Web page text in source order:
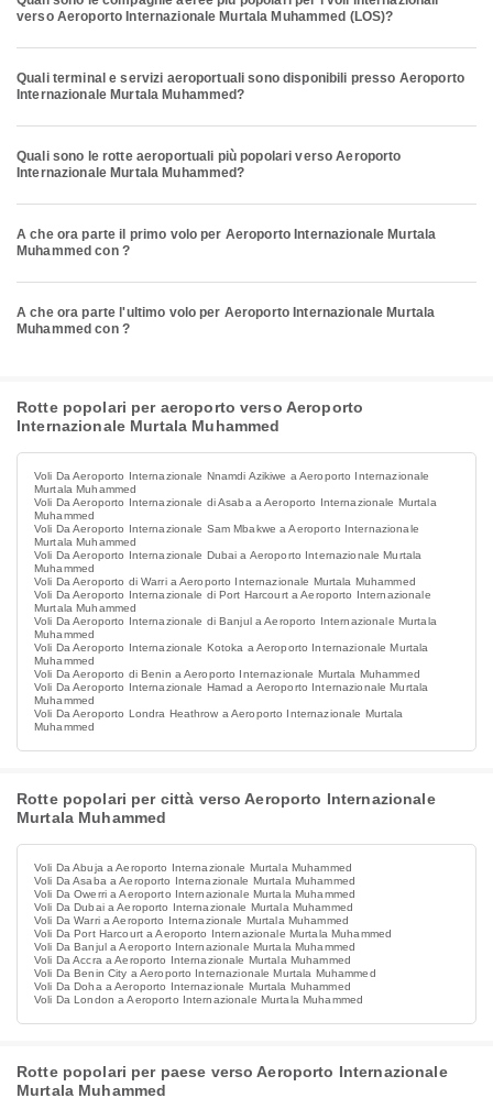
verso Aeroporto Internazionale Murtala Muhammed (LOS)?
Quali terminal e servizi aeroportuali sono disponibili presso Aeroporto
Internazionale Murtala Muhammed?
Quali sono le rotte aeroportuali più popolari verso Aeroporto
Internazionale Murtala Muhammed?
A che ora parte il primo volo per Aeroporto Internazionale Murtala
Muhammed con ?
A che ora parte l'ultimo volo per Aeroporto Internazionale Murtala
Muhammed con ?
Rotte popolari per aeroporto verso Aeroporto
Internazionale Murtala Muhammed
Voli Da Aeroporto Internazionale Nnamdi Azikiwe a Aeroporto Internazionale
Murtala Muhammed
Voli Da Aeroporto Internazionale di Asaba a Aeroporto Internazionale Murtala
Muhammed
Voli Da Aeroporto Internazionale Sam Mbakwe a Aeroporto Internazionale
Murtala Muhammed
Voli Da Aeroporto Internazionale Dubai a Aeroporto Internazionale Murtala
Muhammed
Voli Da Aeroporto di Warri a Aeroporto Internazionale Murtala Muhammed
Voli Da Aeroporto Internazionale di Port Harcourt a Aeroporto Internazionale
Murtala Muhammed
Voli Da Aeroporto Internazionale di Banjul a Aeroporto Internazionale Murtala
Muhammed
Voli Da Aeroporto Internazionale Kotoka a Aeroporto Internazionale Murtala
Muhammed
Voli Da Aeroporto di Benin a Aeroporto Internazionale Murtala Muhammed
Voli Da Aeroporto Internazionale Hamad a Aeroporto Internazionale Murtala
Muhammed
Voli Da Aeroporto Londra Heathrow a Aeroporto Internazionale Murtala
Muhammed
Rotte popolari per città verso Aeroporto Internazionale
Murtala Muhammed
Voli Da Abuja a Aeroporto Internazionale Murtala Muhammed
Voli Da Asaba a Aeroporto Internazionale Murtala Muhammed
Voli Da Owerri a Aeroporto Internazionale Murtala Muhammed
Voli Da Dubai a Aeroporto Internazionale Murtala Muhammed
Voli Da Warri a Aeroporto Internazionale Murtala Muhammed
Voli Da Port Harcourt a Aeroporto Internazionale Murtala Muhammed
Voli Da Banjul a Aeroporto Internazionale Murtala Muhammed
Voli Da Accra a Aeroporto Internazionale Murtala Muhammed
Voli Da Benin City a Aeroporto Internazionale Murtala Muhammed
Voli Da Doha a Aeroporto Internazionale Murtala Muhammed
Voli Da London a Aeroporto Internazionale Murtala Muhammed
Rotte popolari per paese verso Aeroporto Internazionale
Murtala Muhammed